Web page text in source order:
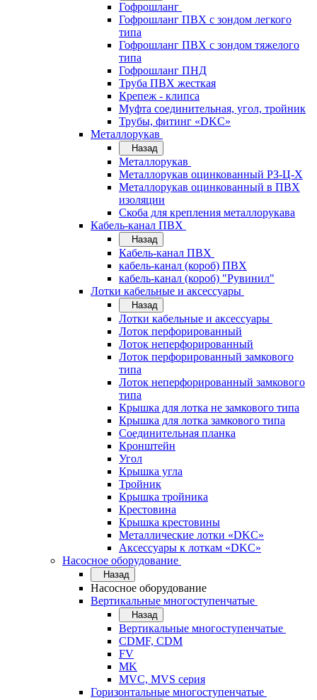
Гофрошланг
Гофрошланг ПВХ с зондом легкого
типа
Гофрошланг ПВХ с зондом тяжелого
типа
Гофрошланг ПНД
Труба ПВХ жесткая
Крепеж - клипса
Муфта соединительная, угол, тройник
Трубы, фитинг «DKC»
Металлорукав
Назад
Металлорукав
Металлорукав оцинкованный РЗ-Ц-Х
Металлорукав оцинкованный в ПВХ
изоляции
Скоба для крепления металлорукава
Кабель-канал ПВХ
Назад
Кабель-канал ПВХ
кабель-канал (короб) ПВХ
кабель-канал (короб) "Рувинил"
Лотки кабельные и аксессуары
Назад
Лотки кабельные и аксессуары
Лоток перфорированный
Лоток неперфорированный
Лоток перфорированный замкового
типа
Лоток неперфорированный замкового
типа
Крышка для лотка не замкового типа
Крышка для лотка замкового типа
Соединительная планка
Кронштейн
Угол
Крышка угла
Тройник
Крышка тройника
Крестовина
Крышка крестовины
Металлические лотки «DKC»
Аксессуары к лоткам «DKC»
Насосное оборудование
Назад
Насосное оборудование
Вертикальные многоступенчатые
Назад
Вертикальные многоступенчатые
CDMF, CDM
FV
MK
MVC, MVS серия
Горизонтальные многоступенчатые